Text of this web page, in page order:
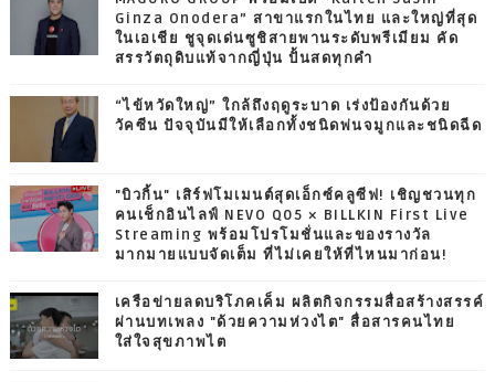
Ginza Onodera” สาขาแรกในไทย และใหญ่ที่สุด
ในเอเชีย ชูจุดเด่นซูชิสายพานระดับพรีเมียม คัด
สรรวัตถุดิบแท้จากญี่ปุ่น ปั้นสดทุกคำ
“ไข้หวัดใหญ่” ใกล้ถึงฤดูระบาด เร่งป้องกันด้วย
วัคซีน ปัจจุบันมีให้เลือกทั้งชนิดพ่นจมูกและชนิดฉีด
"บิวกิ้น" เสิร์ฟโมเมนต์สุดเอ็กซ์คลูซีฟ! เชิญชวนทุก
คนเช็กอินไลฟ์ NEVO Q05 × BILLKIN First Live
Streaming พร้อมโปรโมชั่นและของรางวัล
มากมายแบบจัดเต็ม ที่ไม่เคยให้ที่ไหนมาก่อน!
เครือข่ายลดบริโภคเค็ม ผลิตกิจกรรมสื่อสร้างสรรค์
ผ่านบทเพลง "ด้วยความห่วงไต" สื่อสารคนไทย
ใส่ใจสุขภาพไต